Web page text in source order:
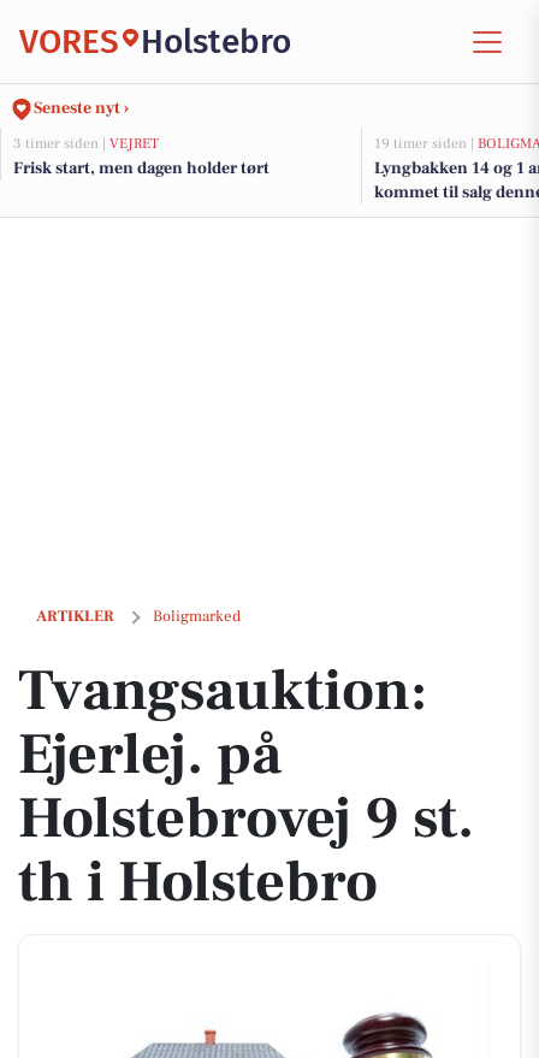
VORES Holstebro
Seneste nyt ›
3 timer siden | VEJRET
Frisk start, men dagen holder tørt
19 timer siden |
Lyngbakken 14 og 1
kommet til salg
boligerne her.
ARTIKLER Boligmarked
Tvangsauktion: Ejerlej. på Holstebrovej 9 st. th i Holstebro
Tvangsauktion:
Ejerlej. på
Holstebrovej 9 st.
th i Holstebro